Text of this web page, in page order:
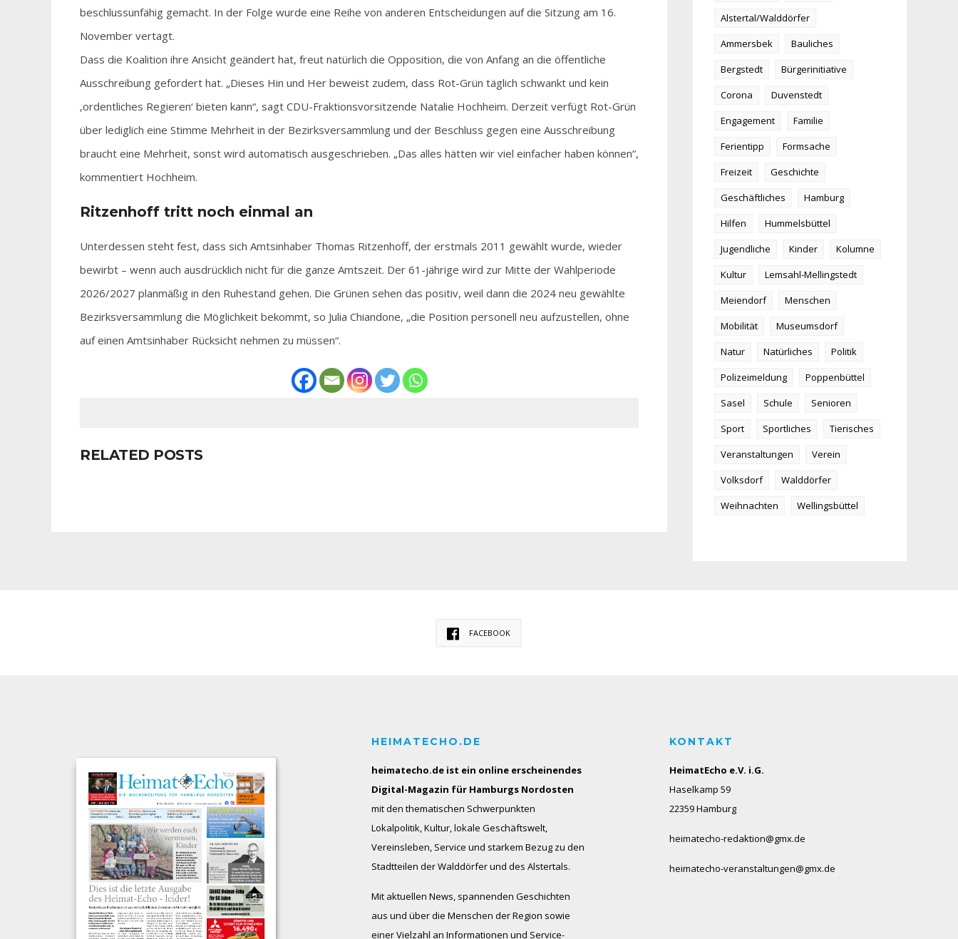
beschlussunfähig gemacht. In der Folge wurde eine Reihe von anderen Entscheidungen auf die Sitzung am 16.
November vertagt.
Dass die Koalition ihre Ansicht geändert hat, freut natürlich die Opposition, die von Anfang an die öffentliche
Ausschreibung gefordert hat. „Dieses Hin und Her beweist zudem, dass Rot-Grün täglich schwankt und kein
‚ordentliches Regieren‘ bieten kann“, sagt CDU-Fraktionsvorsitzende Natalie Hochheim. Derzeit verfügt Rot-Grün
über lediglich eine Stimme Mehrheit in der Bezirksversammlung und der Beschluss gegen eine Ausschreibung
braucht eine Mehrheit, sonst wird automatisch ausgeschrieben. „Das alles hätten wir viel einfacher haben können“,
kommentiert Hochheim.
Ritzenhoff tritt noch einmal an
Unterdessen steht fest, dass sich Amtsinhaber Thomas Ritzenhoff, der erstmals 2011 gewählt wurde, wieder
bewirbt – wenn auch ausdrücklich nicht für die ganze Amtszeit. Der 61-jährige wird zur Mitte der Wahlperiode
2026/2027 planmäßig in den Ruhestand gehen. Die Grünen sehen das positiv, weil dann die 2024 neu gewählte
Bezirksversammlung die Möglichkeit bekommt, so Julia Chiandone, „die Position personell neu aufzustellen, ohne
auf einen Amtsinhaber Rücksicht nehmen zu müssen“.
RELATED POSTS
Alstertal/Walddörfer
Ammersbek
Bauliches
Bergstedt
Bürgerinitiative
Corona
Duvenstedt
Engagement
Familie
Ferientipp
Formsache
Freizeit
Geschichte
Geschäftliches
Hamburg
Hilfen
Hummelsbüttel
Jugendliche
Kinder
Kolumne
Kultur
Lemsahl-Mellingstedt
Meiendorf
Menschen
Mobilität
Museumsdorf
Natur
Natürliches
Politik
Polizeimeldung
Poppenbüttel
Sasel
Schule
Senioren
Sport
Sportliches
Tierisches
Veranstaltungen
Verein
Volksdorf
Walddörfer
Weihnachten
Wellingsbüttel
FACEBOOK
HEIMATECHO.DE
heimatecho.de ist ein online erscheinendes
Digital-Magazin für Hamburgs Nordosten
mit den thematischen Schwerpunkten
Lokalpolitik, Kultur, lokale Geschäftswelt,
Vereinsleben, Service und starkem Bezug zu den
Stadtteilen der Walddörfer und des Alstertals.
Mit aktuellen News, spannenden Geschichten
aus und über die Menschen der Region sowie
einer Vielzahl an Informationen und Service-
KONTAKT
HeimatEcho e.V. i.G.
Haselkamp 59
22359 Hamburg
heimatecho-redaktion@gmx.de
heimatecho-veranstaltungen@gmx.de